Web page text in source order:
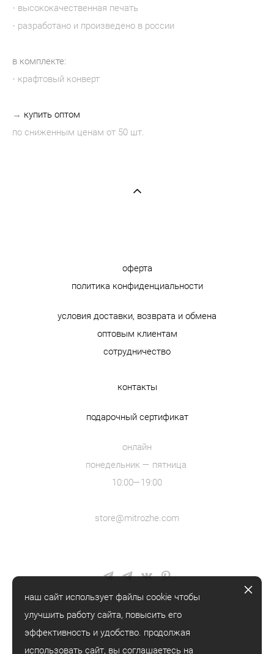
· высококачественная печать
· разработано и произведено в россии
в комплекте:
· крафтовый конверт
→ купить оптом
по сниженным ценам от 50 шт.
оферта
политика конфиденциальности
условия доставки, возврата и обмена
оптовым клиентам
сотрудничество
контакты
подарочный сертификат
онлайн
понедельник — пятница
10:00—19:00
store@mitrozhe.com
© mitrozhe, 2018—2026
наш сайт использует файлы cookie чтобы
улучшить работу сайта, повысить его
эффективность и удобство. продолжая
использовать сайт, вы соглашаетесь на